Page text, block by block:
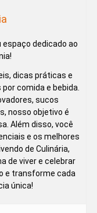
espaço dedicado ao
dicas práticas e
comida e bebida.
sucos
nosso objetivo é
Além disso, você
e os melhores
de Culinária,
de viver e celebrar
e transforme cada
única!